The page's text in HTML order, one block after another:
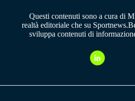
Questi contenuti sono a cura di
realtà editoriale che su
sviluppa contenuti di